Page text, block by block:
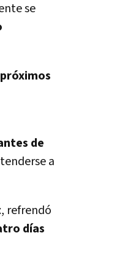
se
de
a
, refrendó
días